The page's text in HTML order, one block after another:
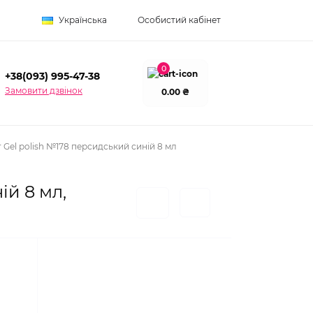
Українська Особистий кабінет
+38(093) 995-47-38
Замовити дзвінок
0
0.00 ₴
Gel polish №178 персидський синій 8 мл
8 мл,